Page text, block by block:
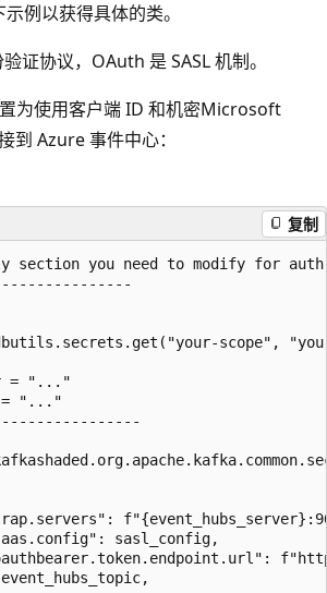
例以获得具体的类。
证协议，OAuth 是 SASL 机制。
为使用客户端 ID 和机密Microsoft
到 Azure 事件中心：
复制
section you need to modify for auth
scope",
= "..."
= "..."
sasl_config,